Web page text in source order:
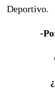
Deportivo.
-